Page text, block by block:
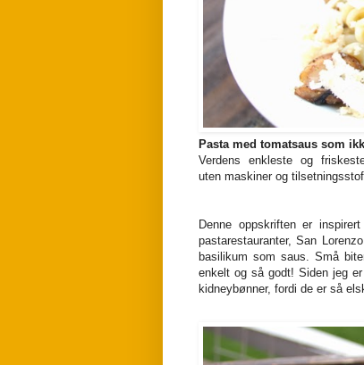
Pasta med tomatsaus som
Verdens enkleste og
uten maskiner og
Denne oppskriften er
pastarestauranter, San
basilikum som saus. Små
enkelt og så godt! Siden jeg
kidneybønner, fordi de er så